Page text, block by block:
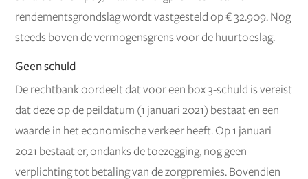
rendementsgrondslag wordt vastgesteld op € 32.909. Nog
steeds boven de vermogensgrens voor de huurtoeslag.
Geen schuld
De rechtbank oordeelt dat voor een box 3-schuld is vereist
dat deze op de peildatum (1 januari 2021) bestaat en een
waarde in het economische verkeer heeft. Op 1 januari
2021 bestaat er, ondanks de toezegging, nog geen
verplichting tot betaling van de zorgpremies. Bovendien